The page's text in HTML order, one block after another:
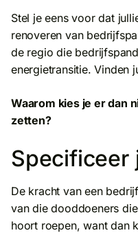
Stel je eens voor dat
renoveren van
de regio die
energietransitie. Vinden
Waarom kies je er dan
zetten?
Specificeer
De kracht van een
van die dooddoeners
hoort roepen, want dan